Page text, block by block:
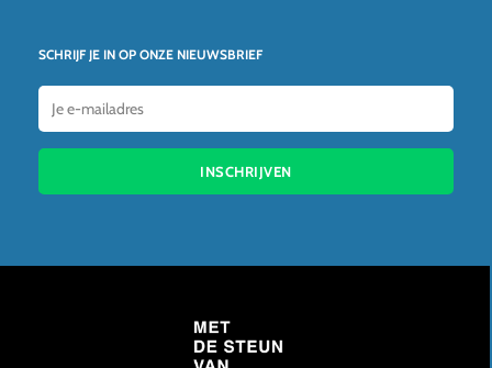
SCHRIJF JE IN OP ONZE NIEUWSBRIEF
INSCHRIJVEN